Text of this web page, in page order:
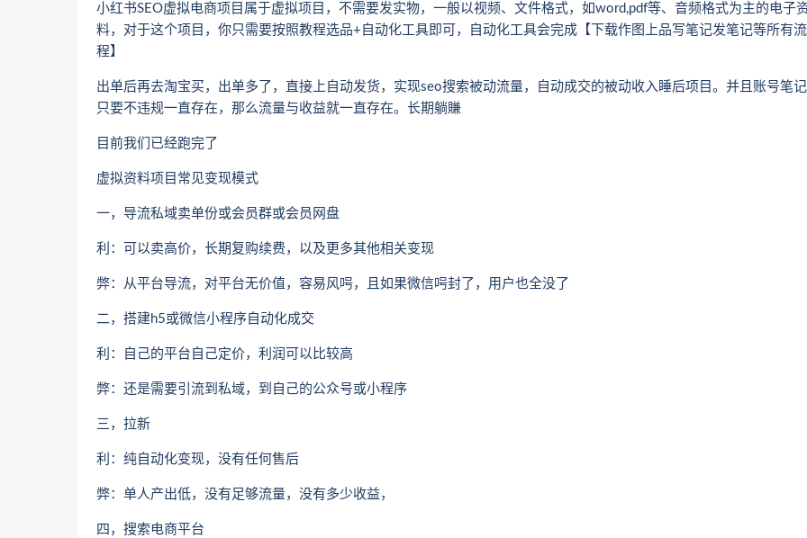
小红书SEO虚拟电商项目属于虚拟项目，不需要发实物，一般以视频、文件格式，如word,pdf等、音频格式为主的电子
料，对于这个项目，你只需要按照教程选品+自动化工具即可，自动化工具会完成【下载作图上品写笔记发笔记等所有流
程】
出单后再去淘宝买，出单多了，直接上自动发货，实现seo搜索被动流量，自动成交的被动收入睡后项目。并且账号笔记
只要不违规一直存在，那么流量与收益就一直存在。长期躺賺
目前我们已经跑完了
虚拟资料项目常见变现模式
一，导流私域卖单份或会员群或会员网盘
利：可以卖高价，长期复购续费，以及更多其他相关变现
弊：从平台导流，对平台无价值，容易风呺，且如果微信呺封了，用户也全没了
二，搭建h5或微信小程序自动化成交
利：自己的平台自己定价，利润可以比较高
弊：还是需要引流到私域，到自己的公众号或小程序
三，拉新
利：纯自动化变现，没有任何售后
弊：单人产出低，没有足够流量，没有多少收益，
四，搜索电商平台